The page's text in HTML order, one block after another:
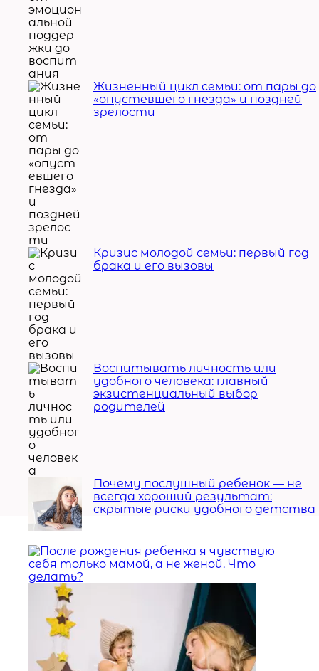
Жизненный цикл семьи: от пары до
«опустевшего гнезда» и поздней
зрелости
Кризис молодой семьи: первый год
брака и его вызовы
Воспитывать личность или
удобного человека: главный
экзистенциальный выбор
родителей
Почему послушный ребенок — не
всегда хороший результат:
скрытые риски удобного детства